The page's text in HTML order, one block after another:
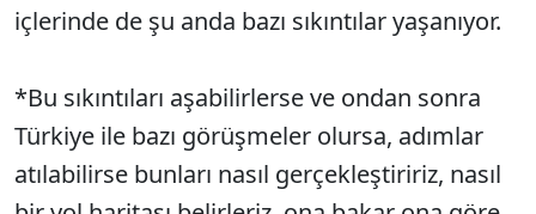
içlerinde de şu anda bazı sıkıntılar yaşanıyor.
*Bu sıkıntıları aşabilirlerse ve ondan sonra
Türkiye ile bazı görüşmeler olursa, adımlar
atılabilirse bunları nasıl gerçekleştiririz, nasıl